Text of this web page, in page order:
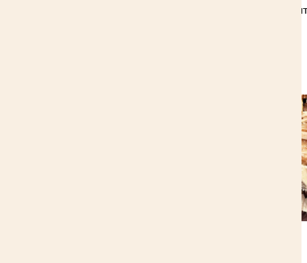
Купить щепу для